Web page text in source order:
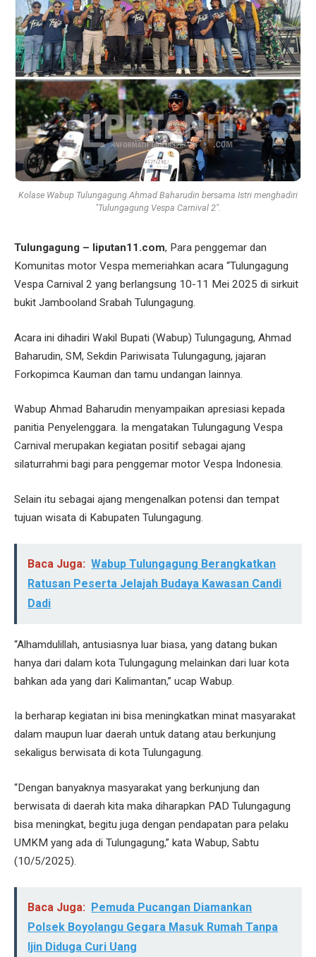
Kolase Wabup Tulungagung Ahmad Baharudin bersama Istri menghadiri
"Tulungagung Vespa Carnival 2".
Tulungagung – liputan11.com, Para penggemar dan
Komunitas motor Vespa memeriahkan acara “Tulungagung
Vespa Carnival 2 yang berlangsung 10-11 Mei 2025 di sirkuit
bukit Jambooland Srabah Tulungagung.
Acara ini dihadiri Wakil Bupati (Wabup) Tulungagung, Ahmad
Baharudin, SM, Sekdin Pariwisata Tulungagung, jajaran
Forkopimca Kauman dan tamu undangan lainnya.
Wabup Ahmad Baharudin menyampaikan apresiasi kepada
panitia Penyelenggara. Ia mengatakan Tulungagung Vespa
Carnival merupakan kegiatan positif sebagai ajang
silaturrahmi bagi para penggemar motor Vespa Indonesia.
Selain itu sebagai ajang mengenalkan potensi dan tempat
tujuan wisata di Kabupaten Tulungagung.
Baca Juga: Wabup Tulungagung Berangkatkan
Ratusan Peserta Jelajah Budaya Kawasan Candi
Dadi
“Alhamdulillah, antusiasnya luar biasa, yang datang bukan
hanya dari dalam kota Tulungagung melainkan dari luar kota
bahkan ada yang dari Kalimantan,” ucap Wabup.
Ia berharap kegiatan ini bisa meningkatkan minat masyarakat
dalam maupun luar daerah untuk datang atau berkunjung
sekaligus berwisata di kota Tulungagung.
“Dengan banyaknya masyarakat yang berkunjung dan
berwisata di daerah kita maka diharapkan PAD Tulungagung
bisa meningkat, begitu juga dengan pendapatan para pelaku
UMKM yang ada di Tulungagung,” kata Wabup, Sabtu
(10/5/2025).
Baca Juga: Pemuda Pucangan Diamankan
Polsek Boyolangu Gegara Masuk Rumah Tanpa
Ijin Diduga Curi Uang